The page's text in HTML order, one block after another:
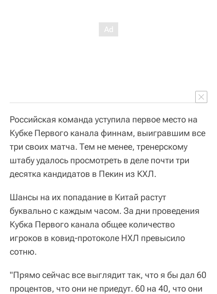
Российская команда уступила первое место на
Кубке Первого канала финнам, выигравшим все
три своих матча. Тем не менее, тренерскому
штабу удалось просмотреть в деле почти три
десятка кандидатов в Пекин из КХЛ.
Шансы на их попадание в Китай растут
буквально с каждым часом. За дни проведения
Кубка Первого канала общее количество
игроков в ковид-протоколе НХЛ превысило
сотню.
"Прямо сейчас все выглядит так, что я бы дал 60
процентов, что они не приедут. 60 на 40, что они